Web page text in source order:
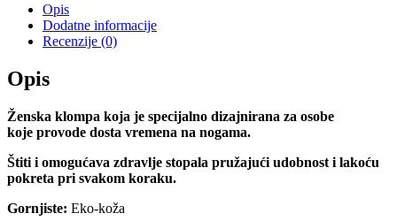
Opis
Dodatne informacije
Recenzije (0)
Opis
Ženska klompa koja je specijalno dizajnirana za osobe
koje provode dosta vremena na nogama.
Štiti i omogućava zdravlje stopala pružajući udobnost i lakoću
pokreta pri svakom koraku.
Gornjiste: Eko-koža